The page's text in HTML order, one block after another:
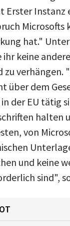
Erster Instanz
Microsofts
hat."
keine
zu verhängen.
über dem
der EU tätig
halten
von
und keine
sind",